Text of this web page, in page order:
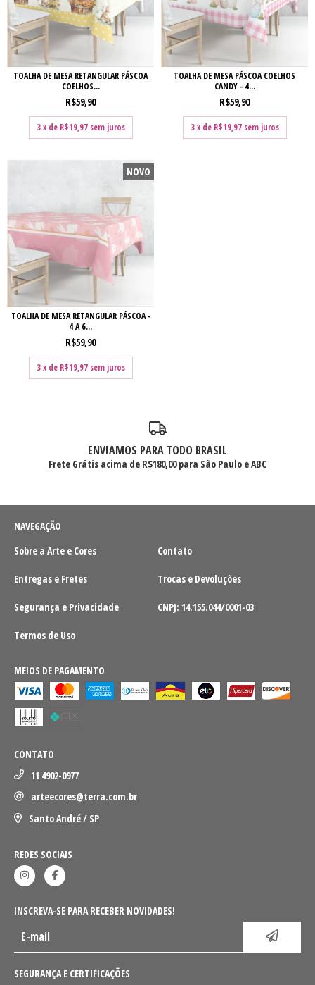
TOALHA DE MESA RETANGULAR PÁSCOA
COELHOS...
R$59,90
3 x de R$19,97 sem juros
TOALHA DE MESA PÁSCOA COELHOS
CANDY - 4...
R$59,90
3 x de R$19,97 sem juros
NOVO
TOALHA DE MESA RETANGULAR PÁSCOA -
4 A 6...
R$59,90
3 x de R$19,97 sem juros
ENVIAMOS PARA TODO BRASIL
Frete Grátis acima de R$180,00 para São Paulo e ABC
NAVEGAÇÃO
Sobre a Arte e Cores
Contato
Entregas e Fretes Trocas e Devoluções
Segurança e Privacidade CNPJ: 14.155.044/0001-03
Termos de Uso
MEIOS DE PAGAMENTO
CONTATO
11 4902-0977
arteecores@terra.com.br
Santo André / SP
REDES SOCIAIS
INSCREVA-SE PARA RECEBER NOVIDADES!
SEGURANÇA E CERTIFICAÇÕES